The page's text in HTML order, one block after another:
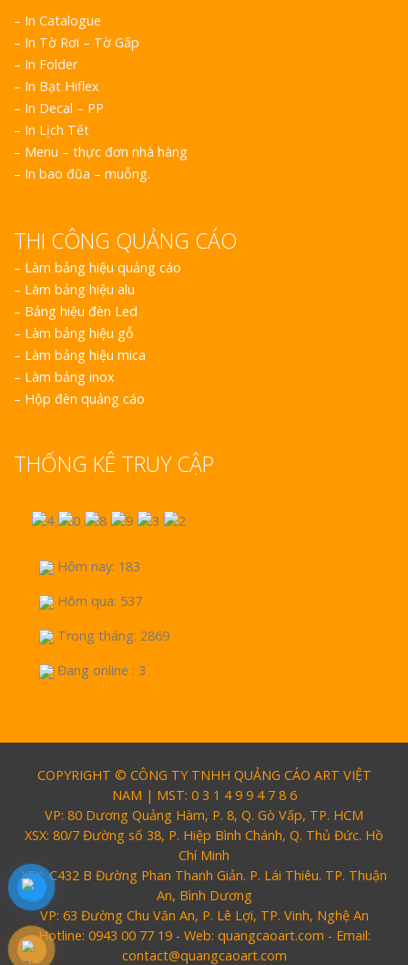
– In Catalogue
– In Tờ Rơi – Tờ Gấp
– In Folder
– In Bạt Hiflex
– In Decal – PP
– In Lịch Tết
– Menu – thực đơn nhà hàng
– In bao đũa – muỗng.
THI CÔNG QUẢNG CÁO
– Làm bảng hiệu quảng cáo
– Làm bảng hiệu alu
– Bảng hiệu đèn Led
– Làm bảng hiệu gỗ
– Làm bảng hiệu mica
– Làm bảng inox
– Hộp đèn quảng cáo
THỐNG KÊ TRUY CẬP
Hôm nay: 183
Hôm qua: 537
Trong tháng: 2869
Đang online : 3
COPYRIGHT © CÔNG TY TNHH QUẢNG CÁO ART VIỆT
NAM | MST: 0 3 1 4 9 9 4 7 8 6
VP: 80 Dương Quảng Hàm, P. 8, Q. Gò Vấp, TP. HCM
XSX: 80/7 Đường số 38, P. Hiệp Bình Chánh, Q. Thủ Đức. Hồ
Chí Minh
XSX: C432 B Đường Phan Thanh Giản. P. Lái Thiêu. TP. Thuận
An, Bình Dương
VP: 63 Đường Chu Văn An, P. Lê Lợi, TP. Vinh, Nghệ An
Hotline: 0943 00 77 19 - Web: quangcaoart.com - Email:
contact@quangcaoart.com